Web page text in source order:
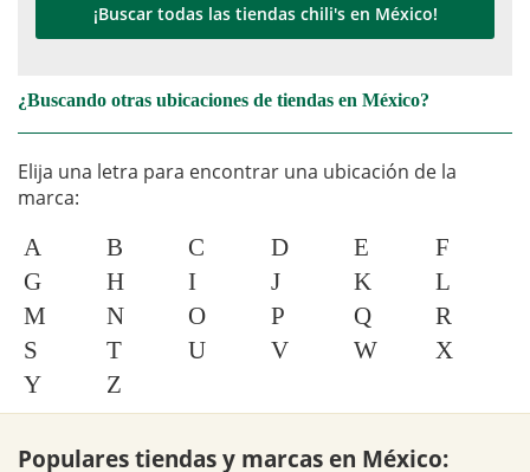
¡Buscar todas las tiendas chili's en México!
¿Buscando otras ubicaciones de tiendas en México?
Elija una letra para encontrar una ubicación de la
marca:
A B C D E
F
G
H I J K
L
M
N O P Q
R
S
T U V W
X
Y
Z
Populares tiendas y marcas en México: